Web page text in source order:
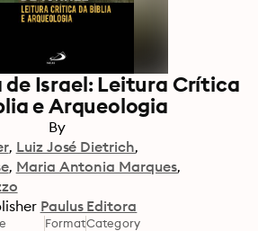
de Israel: Leitura Crítica
e Arqueologia
By
Luiz José Dietrich
Maria Antonia Marques
Paulus Editora
FormatCategory